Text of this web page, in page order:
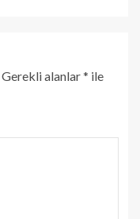
Gerekli alanlar* ile